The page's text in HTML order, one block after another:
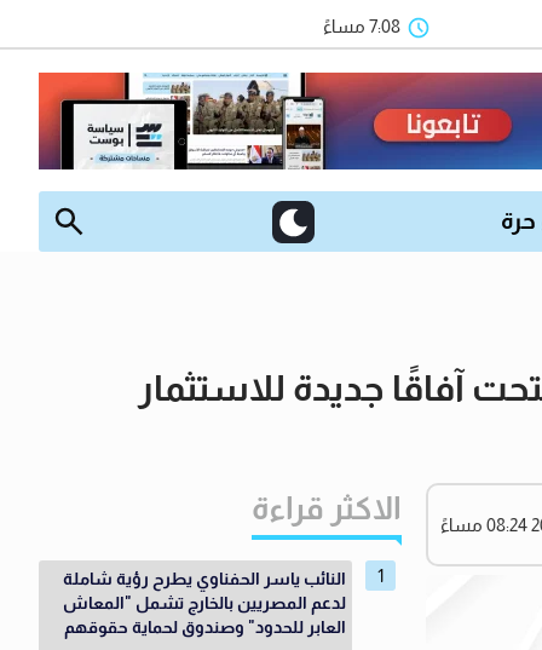
7:08 مساءً
حرة
آفاقًا جديدة للاستثمار
الاكثر قراءة
النائب ياسر الحفناوي يطرح رؤية شاملة
لدعم المصريين بالخارج تشمل "المعاش
العابر للحدود" وصندوق لحماية حقوقهم